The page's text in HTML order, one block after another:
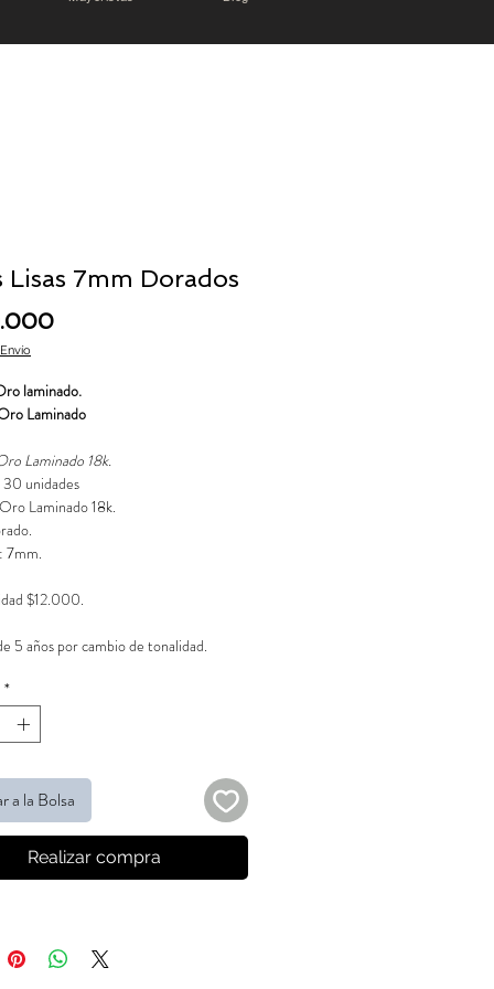
Lisas 7mm Dorados
Precio
laminado.
Laminado
Laminado 18k.
30 unidades
Laminado 18k.
: 7mm.
$12.000.
5 años por cambio de tonalidad.
*
a la Bolsa
Realizar compra